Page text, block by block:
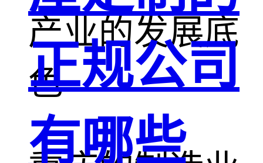
产业的发展底
色
正规公司
有哪些